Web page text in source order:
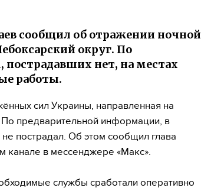
сообщил об отражении ночной
округ. По
нет, на местах
работы.
сил Украины, направленная на
предварительной информации, в
пострадал. Об этом сообщил глава
канале в мессенджере «Макс».
службы сработали оперативно